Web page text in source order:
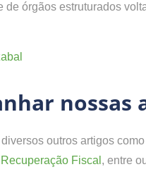
de órgãos estruturados
nossas
outros artigos como
Fiscal , entre